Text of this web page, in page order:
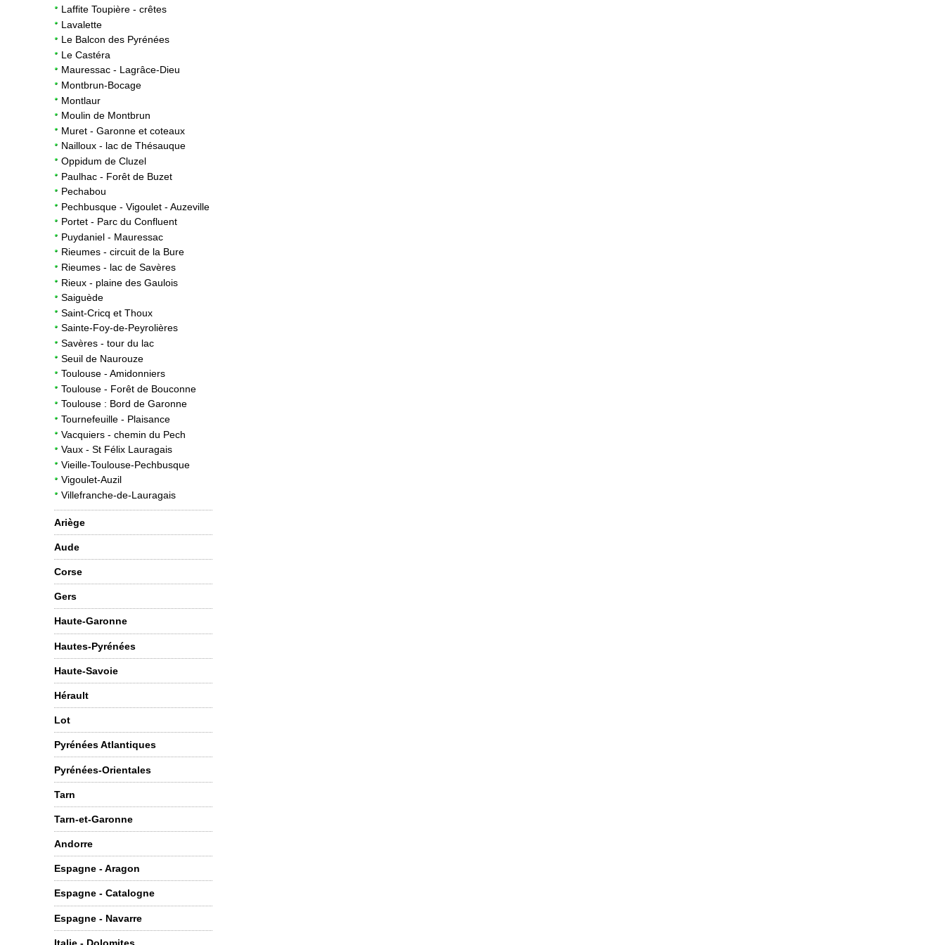
Laffite Toupière - crêtes
Lavalette
Le Balcon des Pyrénées
Le Castéra
Mauressac - Lagrâce-Dieu
Montbrun-Bocage
Montlaur
Moulin de Montbrun
Muret - Garonne et coteaux
Nailloux - lac de Thésauque
Oppidum de Cluzel
Paulhac - Forêt de Buzet
Pechabou
Pechbusque - Vigoulet - Auzeville
Portet - Parc du Confluent
Puydaniel - Mauressac
Rieumes - circuit de la Bure
Rieumes - lac de Savères
Rieux - plaine des Gaulois
Saiguède
Saint-Cricq et Thoux
Sainte-Foy-de-Peyrolières
Savères - tour du lac
Seuil de Naurouze
Toulouse - Amidonniers
Toulouse - Forêt de Bouconne
Toulouse : Bord de Garonne
Tournefeuille - Plaisance
Vacquiers - chemin du Pech
Vaux - St Félix Lauragais
Vieille-Toulouse-Pechbusque
Vigoulet-Auzil
Villefranche-de-Lauragais
Ariège
Aude
Corse
Gers
Haute-Garonne
Hautes-Pyrénées
Haute-Savoie
Hérault
Lot
Pyrénées Atlantiques
Pyrénées-Orientales
Tarn
Tarn-et-Garonne
Andorre
Espagne - Aragon
Espagne - Catalogne
Espagne - Navarre